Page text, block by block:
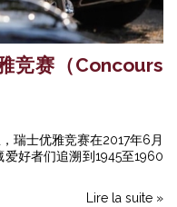
竞赛（Concours
瑞士优雅竞赛在2017年6月
好者们追溯到1945至1960
Lire la suite »